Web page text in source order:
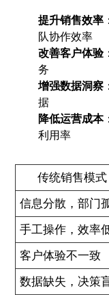
提升销售效率
队协作效率
改善客户体验
务
增强数据洞察
据
降低运营成本
利用率
传统销售模式
信息分散，部门
手工操作，效率
客户体验不一致
数据缺失，决策